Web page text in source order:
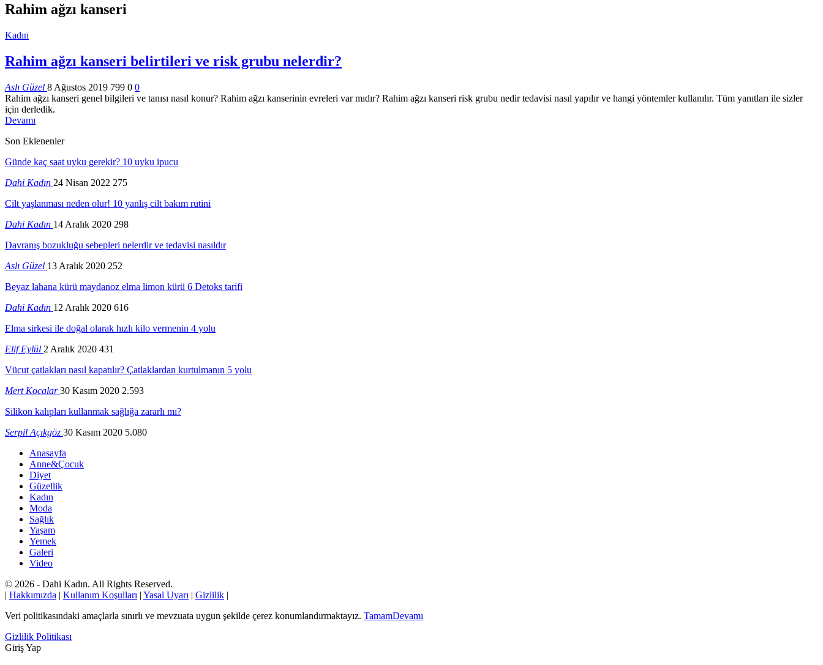
Rahim ağzı kanseri
Kadın
Rahim ağzı kanseri belirtileri ve risk grubu nelerdir?
Aslı Güzel 8 Ağustos 2019 799 0 0
Rahim ağzı kanseri genel bilgileri ve tanısı nasıl konur? Rahim ağzı kanserinin evreleri var mıdır? Rahim ağzı kanseri risk grubu nedir tedavisi nasıl yapılır ve hangi yöntemler kullanılır. Tüm yanıtları ile sizler
için derledik.
Devamı
Son Eklenenler
Günde kaç saat uyku gerekir? 10 uyku ipucu
Dahi Kadın 24 Nisan 2022 275
Cilt yaşlanması neden olur! 10 yanlış cilt bakım rutini
Dahi Kadın 14 Aralık 2020 298
Davranış bozukluğu sebepleri nelerdir ve tedavisi nasıldır
Aslı Güzel 13 Aralık 2020 252
Beyaz lahana kürü maydanoz elma limon kürü 6 Detoks tarifi
Dahi Kadın 12 Aralık 2020 616
Elma sirkesi ile doğal olarak hızlı kilo vermenin 4 yolu
Elif Eylül 2 Aralık 2020 431
Vücut çatlakları nasıl kapatılır? Çatlaklardan kurtulmanın 5 yolu
Mert Kocalar30 Kasım 2020 2.593
Silikon kalıpları kullanmak sağlığa zararlı mı?
Serpil Açıkgöz 30 Kasım 2020 5.080
Anasayfa
Anne&Çocuk
Diyet
Güzellik
Kadın
Moda
Sağlık
Yaşam
Yemek
Galeri
Video
© 2026 - Dahi Kadın. All Rights Reserved.
| Hakkımızda | Kullanım Koşulları | Yasal Uyarı | Gizlilik |
Veri politikasındaki amaçlarla sınırlı ve mevzuata uygun şekilde çerez konumlandırmaktayız. TamamDevamı
Gizlilik Politikası
Giriş Yap